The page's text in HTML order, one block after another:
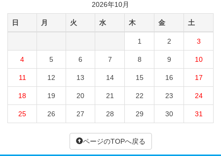
2026年10月
日 月 火 水 木 金 土
1 2 3
4 5 6 7 8 9 10
11 12 13 14 15 16 17
18 19 20 21 22 23 24
25 26 27 28 29 30 31
ページのTOPへ戻る